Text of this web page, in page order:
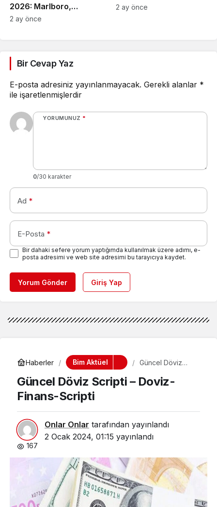
2026: Marlboro,
Parliament, Winston,
2 ay önce
2 ay önce
Bir Cevap Yaz
E-posta adresiniz yayınlanmayacak. Gerekli alanlar *
ile işaretlenmişlerdir
YORUMUNUZ *
0/30 karakter
Ad *
E-Posta *
Bir dahaki sefere yorum yaptığımda kullanılmak üzere adımı, e-
posta adresimi ve web site adresimi bu tarayıcıya kaydet.
Yorum Gönder Giriş Yap
Haberler Bim Aktüel
Güncel Döviz
Finans-Scripti
Güncel Döviz Scripti – Doviz-
Finans-Scripti
Onlar Onlar tarafından yayınlandı
2 Ocak 2024, 01:15 yayınlandı
167